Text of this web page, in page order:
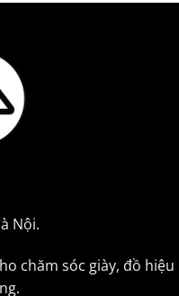
Nội.
chăm sóc giày, đồ hiệu